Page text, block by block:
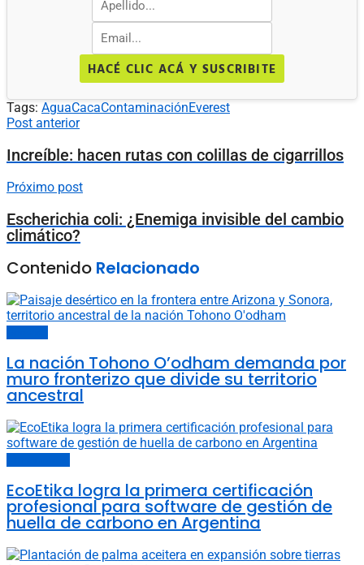
HACÉ CLIC ACÁ Y SUSCRIBITE
Tags: AguaCacaContaminaciónEverest
Post anterior
Increíble: hacen rutas con colillas de cigarrillos
Próximo post
Escherichia coli: ¿Enemiga invisible del cambio
climático?
Contenido Relacionado
La nación Tohono O’odham demanda por
muro fronterizo que divide su territorio
ancestral
EcoEtika logra la primera certificación
profesional para software de gestión de
huella de carbono en Argentina